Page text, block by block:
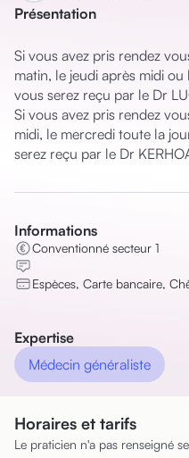
Présentation
Si vous avez pris rendez
matin, le jeudi après midi
vous serez reçu par le Dr
Si vous avez pris rendez
midi, le mercredi toute la
serez reçu par le Dr
Informations
Conventionné secteur 1
Espèces, Carte bancaire,
Expertise
Médecin généraliste
Horaires et tarifs
Le praticien n'a pas renseigné